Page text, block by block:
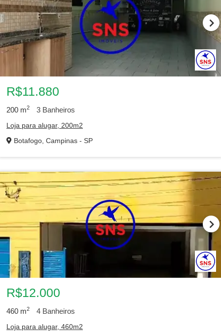
R$11.880
200 m2 3 Banheiros
Loja para alugar, 200m2
Botafogo, Campinas - SP
R$12.000
460 m2 4 Banheiros
Loja para alugar, 460m2